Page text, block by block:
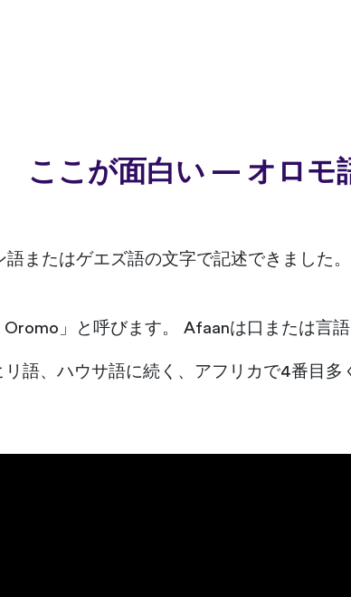
ここが面白い — オロモ
またはゲエズ語の文字で記述できました
」と呼びます。 Afaanは口または言語
リ語、ハウサ語に続く、アフリカで4番目